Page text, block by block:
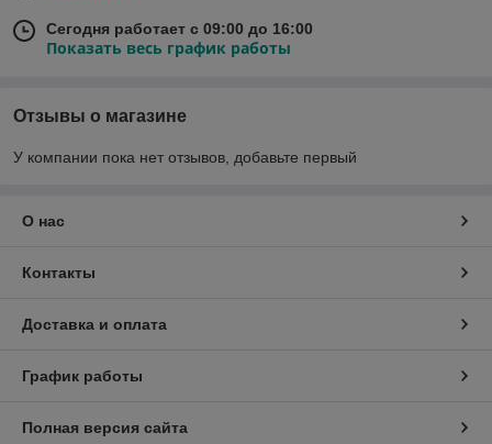
Сегодня работает с 09:00 до 16:00
Показать весь график работы
Отзывы о магазине
У компании пока нет отзывов, добавьте первый
О нас
Контакты
Доставка и оплата
График работы
Полная версия сайта